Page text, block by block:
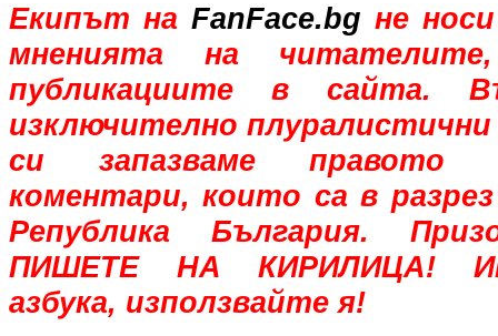
Екипът на FanFace.bg не
мненията на
публикациите в сайта.
изключително
си запазваме правото
коментари, които са в
Република България.
ПИШЕТЕ НА КИРИЛИЦА!
азбука, използвайте я!